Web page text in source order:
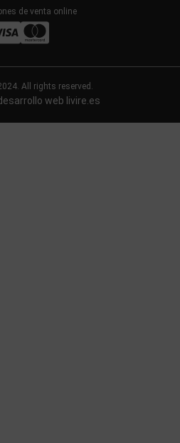
de venta online
All rights reserved.
web livire.es